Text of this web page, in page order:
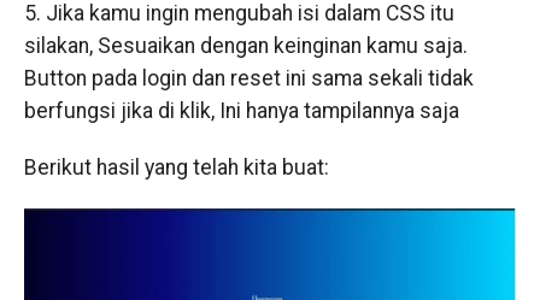
5. Jika kamu ingin mengubah isi dalam CSS itu
silakan, Sesuaikan dengan keinginan kamu saja.
Button pada login dan reset ini sama sekali tidak
berfungsi jika di klik, Ini hanya tampilannya saja
Berikut hasil yang telah kita buat: